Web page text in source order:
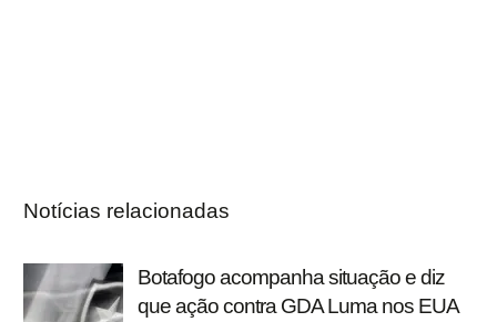
Notícias relacionadas
Botafogo acompanha situação e diz
que ação contra GDA Luma nos EUA